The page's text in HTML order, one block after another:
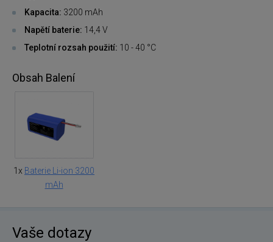
Kapacita: 3200 mAh
Napětí baterie: 14,4 V
Teplotní rozsah použití: 10 - 40 °C
Obsah Balení
1x Baterie Li-ion 3200
mAh
Vaše dotazy